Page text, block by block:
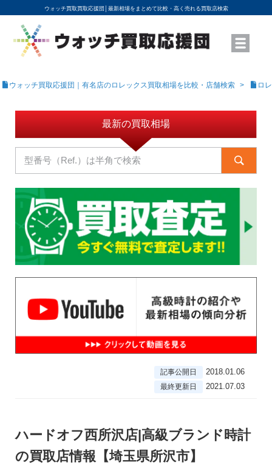
ウォッチ買取買取応援団│ 最新相場をまとめて比較・高く売れる買取店検索
YouTubeで動画を公開中
ROLEXモデル名から買取相場を調べる
高級時計ブランド名から買取相場を調べる
地域から買取店を探す
店舗名から買取店を探す
ブランド時計を高く売る方法
買取査定を依頼する
ウォッチ買取応援団｜有名店のロレックス買取相場を比較・店舗検索 ロ
最新の買取相場
記事公開日 2018.01.06
最終更新日 2021.07.03
ハードオフ西所沢店|高級ブランド時計
の買取店情報【埼玉県所沢市】